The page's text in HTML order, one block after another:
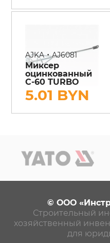
AJKA•AJ6081
Миксер
оцинкованный
С-60 TURBO
5.01 BYN
© ООО
Строительный
хозяйственный
для